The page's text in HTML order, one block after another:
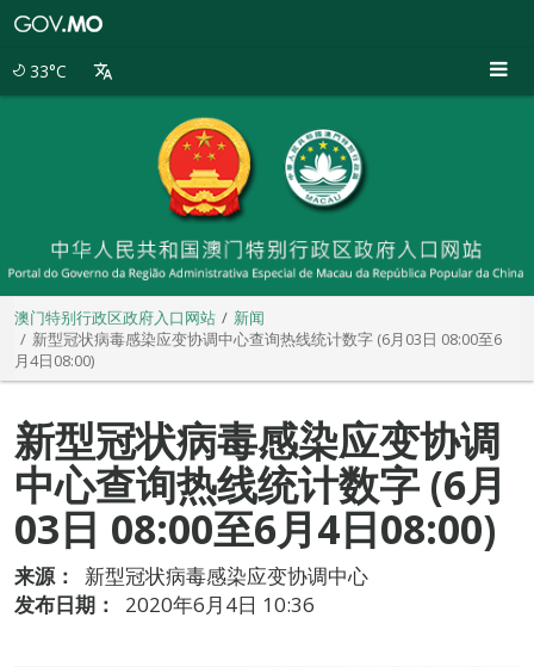
33°C
澳门特别行政区政府入口网站
新闻
新型冠状病毒感染应变协调中心查询热线统计数字 (6月03日 08:00至6
月4日08:00)
新型冠状病毒感染应变协调
中心查询热线统计数字 (6月
03日 08:00至6月4日08:00)
来源：
新型冠状病毒感染应变协调中心
发布日期：
2020年6月4日 10:36